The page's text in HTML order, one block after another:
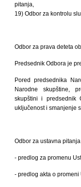
pitanja,
19) Odbor za kontrolu
Odbor za prava deteta
Predsednik Odbora je
Pored predsednika
Narodne skupštine,
skupštini i predsednik
uključenost i smanjenje
Odbor za ustavna
- predlog za promenu
- predlog akta o promeni